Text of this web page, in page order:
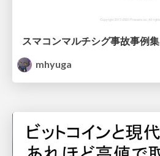
スマコンマルチシグ事故事例集
mhyuga